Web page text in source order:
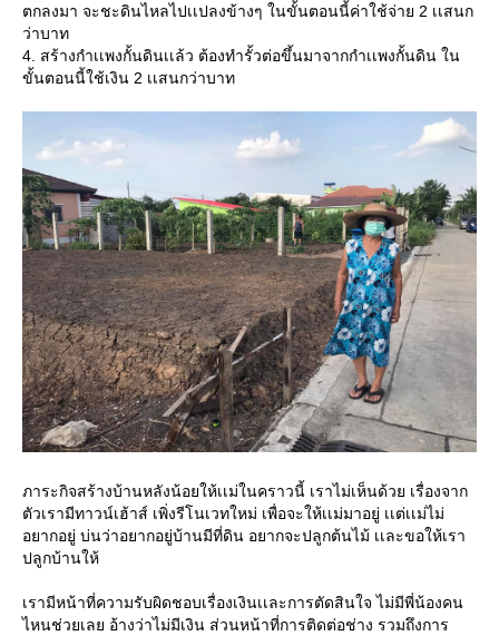
ตกลงมา จะชะดินไหลไปเเปลงข้างๆ ในขั้นตอนนี้ค่าใช้จ่าย 2 เเสนก
ว่าบาท
4. สร้างกำเเพงกั้นดินเเล้ว ต้องทำรั้วต่อขึ้นมาจากกำเเพงกั้นดิน ใน
ขั้นตอนนี้ใช้เงิน 2 เเสนกว่าบาท
ภาระกิจสร้างบ้านหลังน้อยให้เเม่ในคราวนี้ เราไม่เห็นด้วย เรื่องจาก
ตัวเรามีทาวน์เฮ้าส์ เพิ่งรีโนเวทใหม่ เพื่อจะให้เเม่มาอยู่ เเต่เเม่ไม่
อยากอยู่ บ่นว่าอยากอยู่บ้านมีที่ดิน อยากจะปลูกต้นไม้ เเละขอให้เรา
ปลูกบ้านให้
เรามีหน้าที่ความรับผิดชอบเรื่องเงินเเละการตัดสินใจ ไม่มีพี่น้องคน
ไหนช่วยเลย อ้างว่าไม่มีเงิน ส่วนหน้าที่การติดต่อช่าง รวมถึงการ